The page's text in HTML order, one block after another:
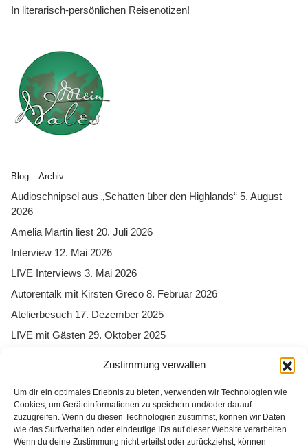
Zustimmung verwalten
Um dir ein optimales Erlebnis zu bieten, verwenden wir Technologien wie
Cookies, um Geräteinformationen zu speichern und/oder darauf
zuzugreifen. Wenn du diesen Technologien zustimmst, können wir Daten
wie das Surfverhalten oder eindeutige IDs auf dieser Website verarbeiten.
Wenn du deine Zustimmung nicht erteilst oder zurückziehst, können
In literarisch-persönlichen Reisenotizen!
Blog – Archiv
Audioschnipsel aus „Schatten über den Highlands“ 5. August
2026
Amelia Martin liest 20. Juli 2026
Interview 12. Mai 2026
LIVE Interviews 3. Mai 2026
Autorentalk mit Kirsten Greco 8. Februar 2026
Atelierbesuch 17. Dezember 2025
LIVE mit Gästen 29. Oktober 2025